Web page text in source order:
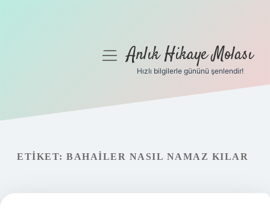
Gizlilik Politikası
menüyüAnlık Hikaye Molası
Hızlı bilgilerle gününü şenlendir!
ETIKET: BAHAILER NASIL NAMAZ KILAR